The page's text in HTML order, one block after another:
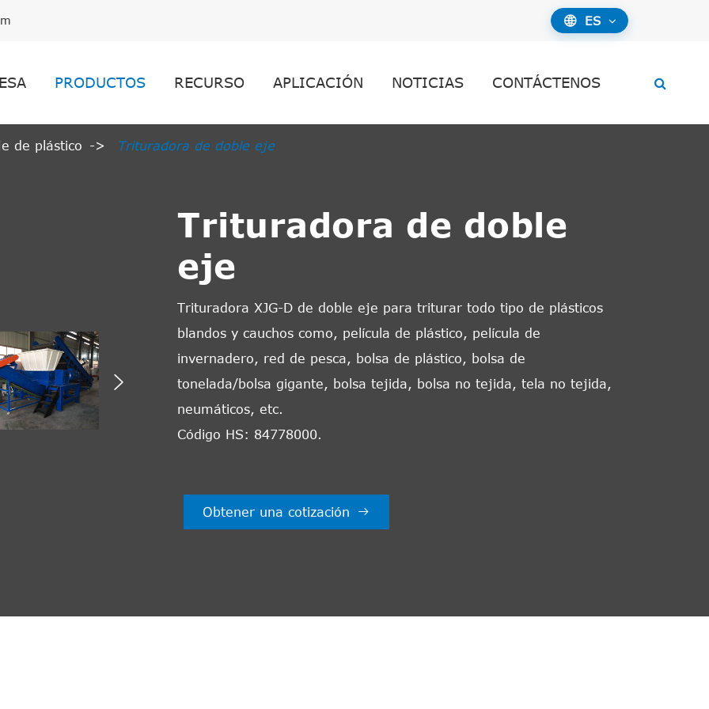
 ES
PRODUCTOS RECURSO APLICACIÓN NOTICIAS CONTÁCTENOS
de plástico Trituradora de doble eje

Trituradora de doble
eje
Trituradora XJG-D de doble eje para triturar todo tipo de plásticos
blandos y cauchos como, película de plástico, película de
invernadero, red de pesca, bolsa de plástico, bolsa de
tonelada/bolsa gigante, bolsa tejida, bolsa no tejida, tela no tejida,
neumáticos, etc.
Código HS: 84778000.
Obtener una cotización 